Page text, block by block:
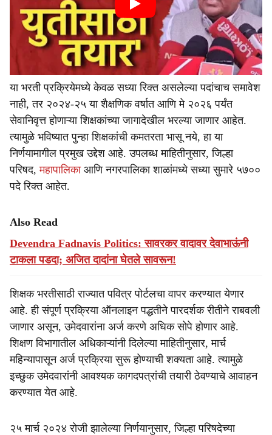
या भरती प्रक्रियेमध्ये केवळ सध्या रिक्त असलेल्या पदांचाच समावेश
नाही, तर २०२४-२५ या शैक्षणिक वर्षात आणि मे २०२६ पर्यंत
सेवानिवृत्त होणाऱ्या शिक्षकांच्या जागादेखील भरल्या जाणार आहेत.
त्यामुळे भविष्यात पुन्हा शिक्षकांची कमतरता भासू नये, हा या
निर्णयामागील प्रमुख उद्देश आहे. उपलब्ध माहितीनुसार, जिल्हा
परिषद,महापालिकाआणि नगरपालिका शाळांमध्ये सध्या सुमारे ५७००
पदे रिक्त आहेत.
Also Read
Devendra Fadnavis Politics: सावरकर वादावर देवाभाऊंनी
टाकला पडदा; अजित दादांना घेतले सावरून!
शिक्षक भरतीसाठी राज्यात पवित्र पोर्टलचा वापर करण्यात येणार
आहे. ही संपूर्ण प्रक्रिया ऑनलाइन पद्धतीने पारदर्शक रीतीने राबवली
जाणार असून, उमेदवारांना अर्ज करणे अधिक सोपे होणार आहे.
शिक्षण विभागातील अधिकाऱ्यांनी दिलेल्या माहितीनुसार, मार्च
महिन्यापासून अर्ज प्रक्रिया सुरू होण्याची शक्यता आहे. त्यामुळे
इच्छुक उमेदवारांनी आवश्यक कागदपत्रांची तयारी ठेवण्याचे आवाहन
करण्यात येत आहे.
२५ मार्च २०२४ रोजी झालेल्या निर्णयानुसार, जिल्हा परिषदेच्या